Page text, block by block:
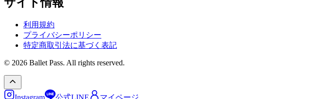
サイト情報
利用規約
プライバシーポリシー
特定商取引法に基づく表記
© 2026 Ballet Pass. All rights reserved.